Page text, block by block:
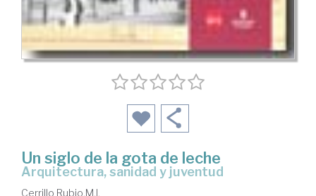
Un siglo de la gota de leche
arquitectura, sanidad y juventud
Cerrillo Rubio,M.I.